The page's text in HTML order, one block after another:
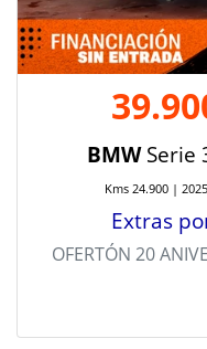
BMWSerie
Kms 24.900 |
Extras
OFERTÓN 20